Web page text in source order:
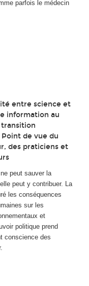
parfois le médecin
entre science et
information au
de vue du
des praticiens et
peut sauver la
peut y contribuer. La
les conséquences
sur les
et
politique prend
conscience des